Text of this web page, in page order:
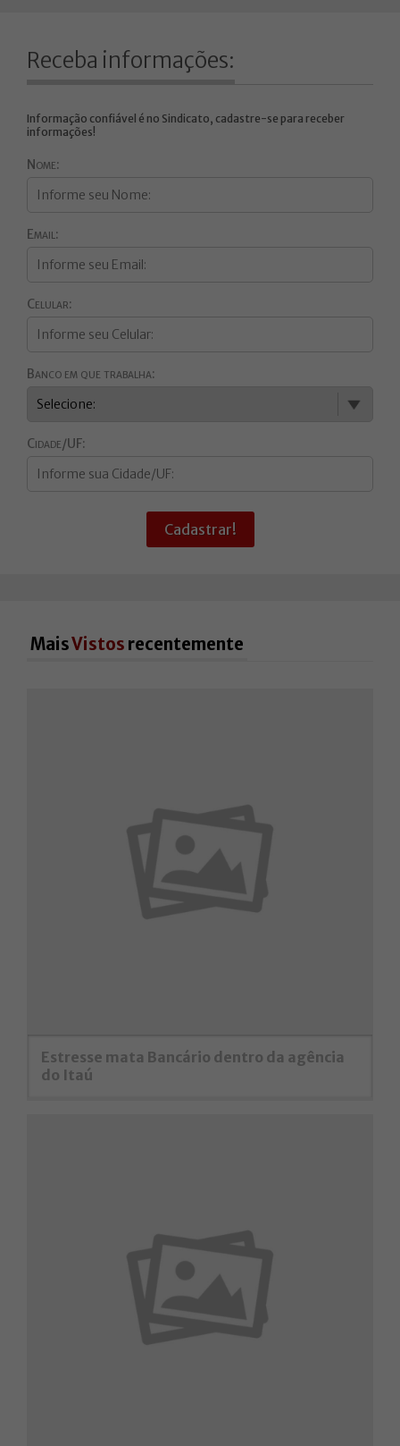
Receba informações:
Informação confiável é no Sindicato, cadastre-se para receber
informações!
Nome:
Email:
Celular:
Banco em que trabalha:
Cidade/UF:
Cadastrar!
MaisVistos recentemente
Estresse mata Bancário dentro da agência
do Itaú